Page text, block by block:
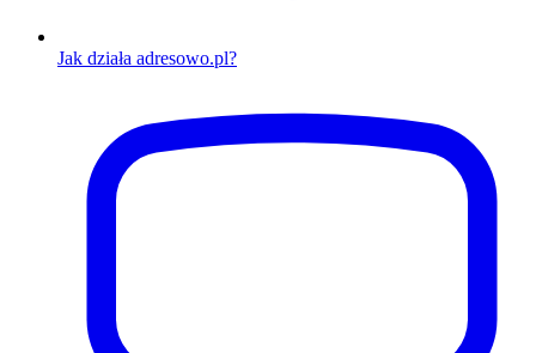
Jak działa adresowo.pl?